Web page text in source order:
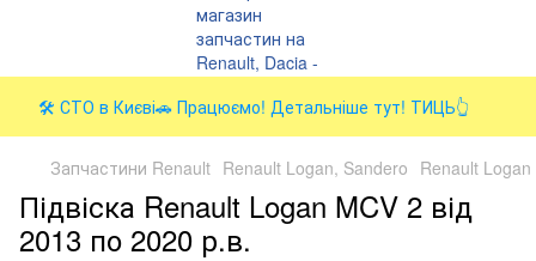
🛠️ СТО в Києві🚗 Працюємо! Детальніше тут! ТИЦЬ👆
Запчастини Renault Renault Logan, Sandero Renault
Підвіска Renault Logan MCV 2 від
2013 по 2020 р.в.